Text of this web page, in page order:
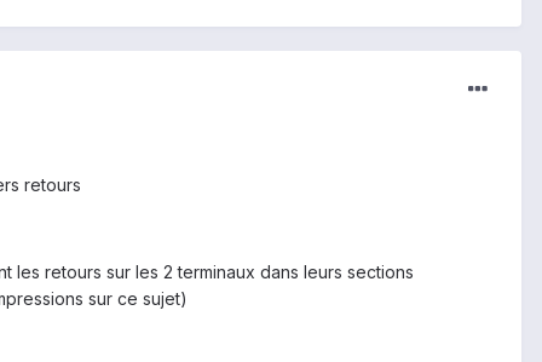
retours
retours sur les 2 terminaux dans leurs sections
sur ce sujet)